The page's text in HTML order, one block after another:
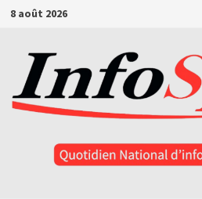
Passer
contenu
8 août 2026